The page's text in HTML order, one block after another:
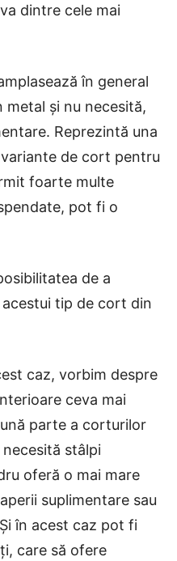
dintre cele mai
în general
metal și nu necesită,
Reprezintă una
de cort pentru
foarte multe
pot fi o
de a
tip de cort din
caz, vorbim despre
ceva mai
parte a corturilor
stâlpi
oferă o mai mare
suplimentare sau
în acest caz pot fi
care să ofere